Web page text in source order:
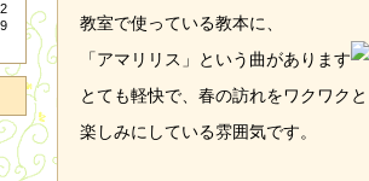
教室で使っている教本に、
「アマリリス」という曲があります
とても軽快で、春の訪れをワクワクと
楽しみにしている雰囲気です。